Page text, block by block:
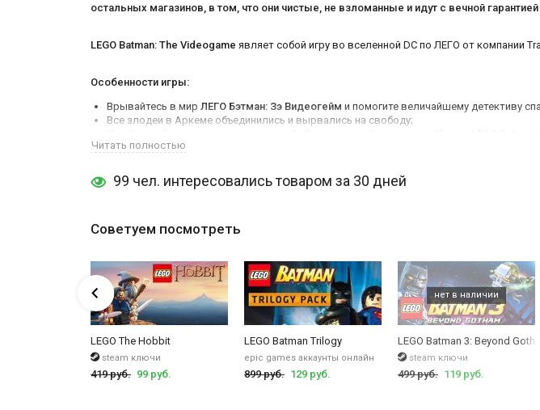
остальных магазинов, в том, что они чистые, не взломанные и идут с вечной
LEGO Batman: The Videogame являет собой игру во вселенной DC по ЛЕГО от компании
Особенности игры:
Врывайтесь в мир ЛЕГО Бэтман: Зэ Видеогейм и помогите величайшему детективу
Все злодеи в Аркеме объединились и вырвались на свободу;
Стройте, управляйте и сражайтесь, прокладывая свой путь через улицы Готэма.
А если хотите купить аккаунт LEGO BatmanTrilogy, то переходите по ссылке.
Читать полностью
99 чел. интересовались товаром за 30 дней
Советуем посмотреть
LEGO The Hobbit
steam ключи
419 руб. 99 руб.
LEGO Batman Trilogy
epic games аккаунты онлайн
899 руб. 129 руб.
LEGO Batman 3: Beyond
steam ключи
499 руб. 119 руб.